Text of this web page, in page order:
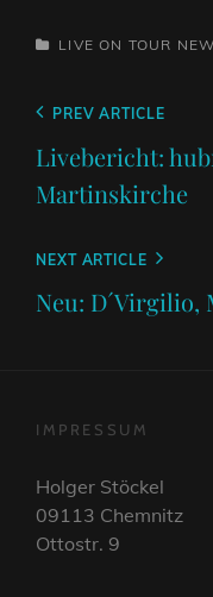
CATEGORIES
LIVE ON TOUR
Previous
Post
PREV ARTICLE
Livebericht:
Martinskirche
Next
NEXT ARTICLE
Neu: D´Virgilio,
IMPRESSUM
Holger Stöckel
09113 Chemnitz
Ottostr. 9